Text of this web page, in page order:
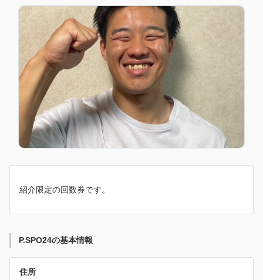
紹介限定の回数券です。
P.SPO24の基本情報
住所